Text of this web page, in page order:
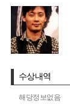
수상내역
해당정보없음